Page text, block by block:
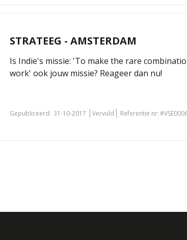
STRATEEG - AMSTERDAM
Is Indie's missie: 'To make the rare
work' ook jouw missie? Reageer dan nu!
Gepubliceerd: 31-10-2017 Vervuld Referentie nr: